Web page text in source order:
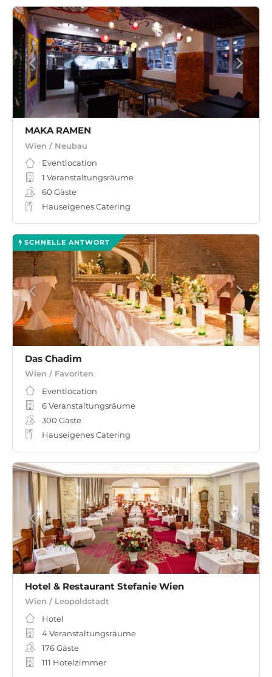
MAKA RAMEN
Wien / Neubau
Eventlocation
1 Veranstaltungsräume
60 Gäste
Hauseigenes Catering
SCHNELLE ANTWORT
Das Chadim
Wien / Favoriten
Eventlocation
6 Veranstaltungsräume
300 Gäste
Hauseigenes Catering
Hotel & Restaurant Stefanie Wien
Wien / Leopoldstadt
Hotel
4 Veranstaltungsräume
176Gäste
111 Hotelzimmer